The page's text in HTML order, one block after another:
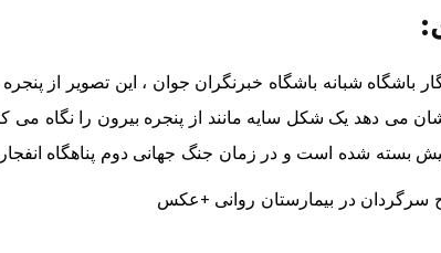
باشگاه شبانه باشگاه خبرنگران جوان ، این تصویر از
می دهد یک شکل سایه مانند از پنجره بیرون را نگاه می
سرگردان در بیمارستان روانی +عکس